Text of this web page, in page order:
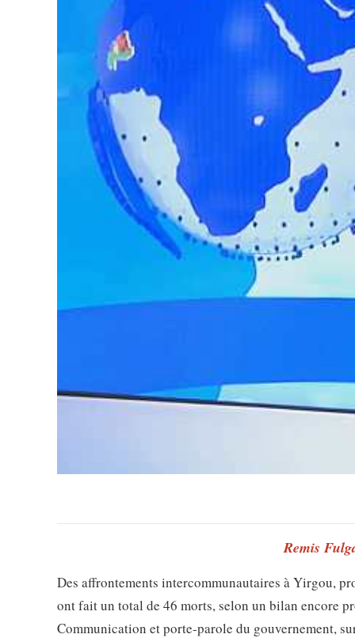
Remis
Des affrontements intercommunautaires à Yirgou,
ont fait un total de 46 morts, selon un bilan encore
Communication et porte-parole du gouvernement,